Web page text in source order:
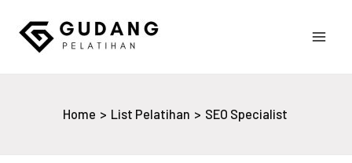
content
Home List Pelatihan SEO Specialist